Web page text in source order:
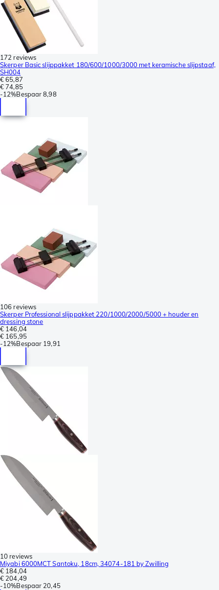
172 reviews
Skerper Basic slijppakket 180/600/1000/3000 met keramische slijpstaaf,
SH004
€ 65,87
€ 74,85
-12%Bespaar 8,98
106 reviews
Skerper Professional slijppakket 220/1000/2000/5000 + houder en
dressing stone
€ 146,04
€ 165,95
-12%Bespaar 19,91
10 reviews
Miyabi 6000MCT Santoku, 18cm, 34074-181 by Zwilling
€ 184,04
€ 204,49
-10%Bespaar 20,45